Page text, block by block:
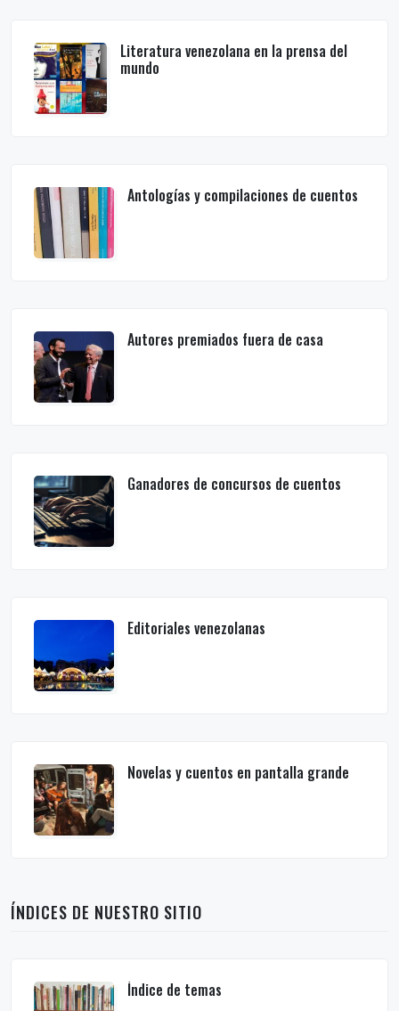
Literatura venezolana en la prensa del
mundo
Antologías y compilaciones de cuentos
Autores premiados fuera de casa
Ganadores de concursos de cuentos
Editoriales venezolanas
Novelas y cuentos en pantalla grande
ÍNDICES DE NUESTRO SITIO
Índice de temas